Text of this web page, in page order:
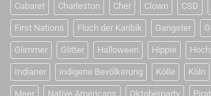
Cabaret Charleston Cher Clown CSD
First Nations Fluch der Karibik Gangster
Glimmer Glitter Halloween Hippie
Indianer indigene Bevölkerung Kölle Köln
Meer Native Americans Oktoberparty Pirat